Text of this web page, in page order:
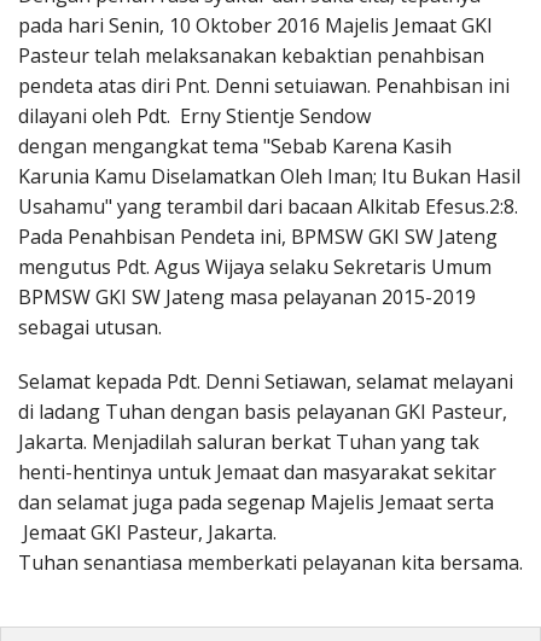
pada hari Senin, 10 Oktober 2016 Majelis Jemaat GKI
Pasteur telah melaksanakan kebaktian penahbisan
pendeta atas diri Pnt. Denni setuiawan. Penahbisan ini
dilayani oleh Pdt. Erny Stientje Sendow
dengan mengangkat tema "Sebab Karena Kasih
Karunia Kamu Diselamatkan Oleh Iman; Itu Bukan Hasil
Usahamu" yang terambil dari bacaan Alkitab Efesus.2:8.
Pada Penahbisan Pendeta ini, BPMSW GKI SW Jateng
mengutus Pdt. Agus Wijaya selaku Sekretaris Umum
BPMSW GKI SW Jateng masa pelayanan 2015-2019
sebagai utusan.
Selamat kepada Pdt. Denni Setiawan, selamat melayani
di ladang Tuhan dengan basis pelayanan GKI Pasteur,
Jakarta. Menjadilah saluran berkat Tuhan yang tak
henti-hentinya untuk Jemaat dan masyarakat sekitar
dan selamat juga pada segenap Majelis Jemaat serta
Jemaat GKI Pasteur, Jakarta.
Tuhan senantiasa memberkati pelayanan kita bersama.